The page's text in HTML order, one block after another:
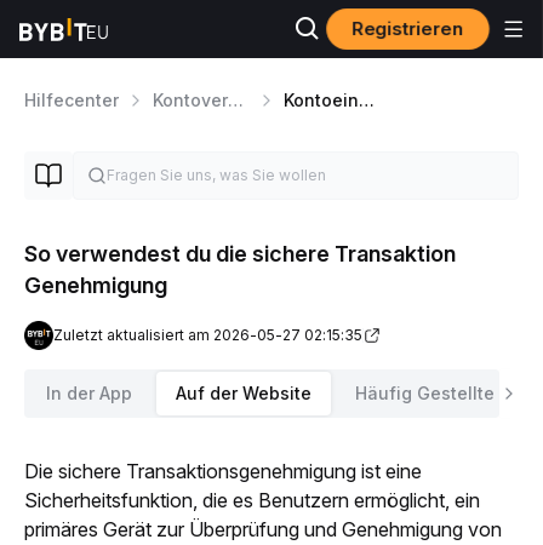
Registrieren
Hilfecenter Kontoverwaltung Kontoeinstellungen
So verwendest du die sichere Transaktion
Genehmigung
Zuletzt aktualisiert am 2026-05-27 02:15:35
In der App Auf der Website Häufig Gestellte
Die sichere Transaktionsgenehmigung ist eine
Sicherheitsfunktion, die es Benutzern ermöglicht, ein
primäres Gerät zur Überprüfung und Genehmigung von